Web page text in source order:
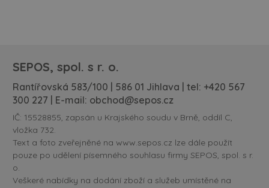
SEPOS, spol. s r. o.
Rantířovská 583/100 | 586 01 Jihlava | tel: +420 567
300 227 | E-mail: obchod@sepos.cz
IČ: 15528855, zapsán u Krajského soudu v Brně, oddíl C,
vložka 732.
Text a foto zveřejněné na www.sepos.cz lze dále použít
pouze po udělení písemného souhlasu firmy SEPOS, spol. s r.
o.
Veškeré nabídky na dodání zboží a služeb umístěné na